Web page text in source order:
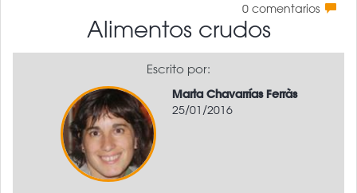
0 comentarios
Alimentos crudos
Escrito por:
Marta Chavarrías Ferràs
25/01/2016